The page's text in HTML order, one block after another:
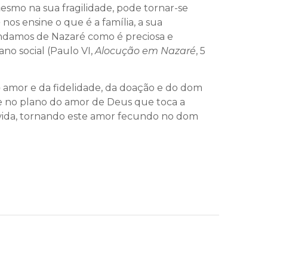
na sua fragilidade, pode tornar-se
ensine o que é a família, a sua
de Nazaré como é preciosa e
social (Paulo VI, Alocução em Nazaré, 5
e da fidelidade, da doação e do dom
no plano do amor de Deus que toca a
tornando este amor fecundo no dom